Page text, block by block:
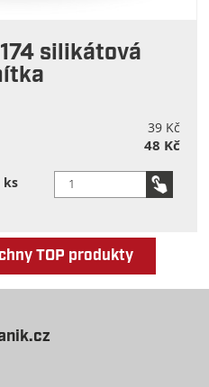
174 silikátová
39 Kč
48 Kč
ks
TOP produkty